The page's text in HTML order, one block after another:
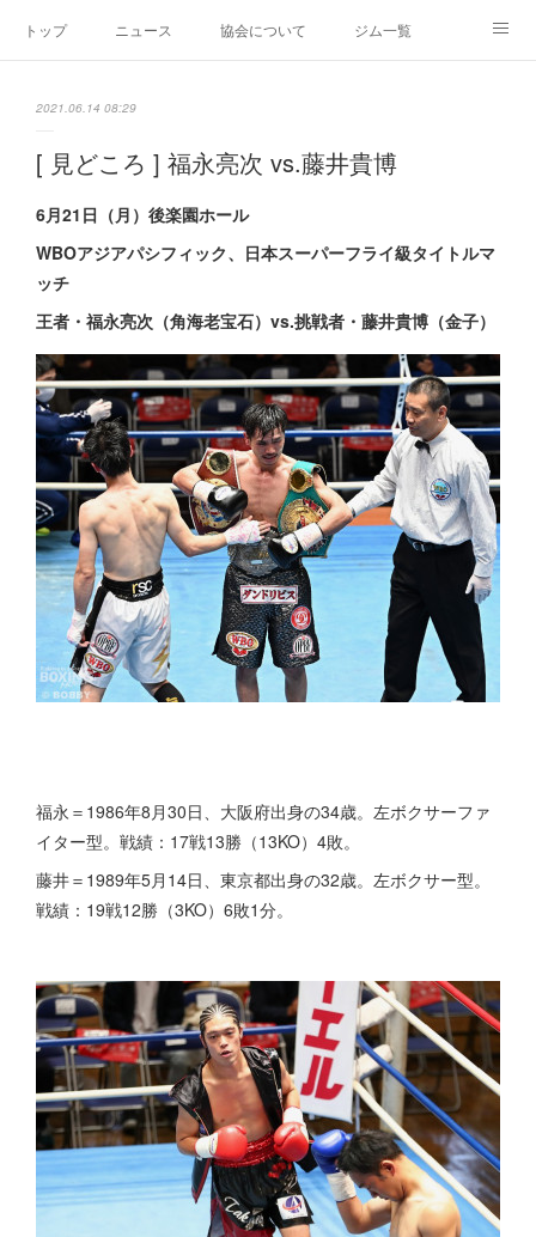
トップ ニュース 協会について ジム一覧
2021.06.14 08:29
[ 見どころ ] 福永亮次 vs.藤井貴博
6月21日（月）後楽園ホール
WBOアジアパシフィック、日本スーパーフライ級タイトルマ
ッチ
王者・福永亮次（角海老宝石）vs.挑戦者・藤井貴博（金子）
福永＝1986年8月30日、大阪府出身の34歳。左ボクサーファ
イター型。戦績：17戦13勝（13KO）4敗。
藤井＝1989年5月14日、東京都出身の32歳。左ボクサー型。
戦績：19戦12勝（3KO）6敗1分。